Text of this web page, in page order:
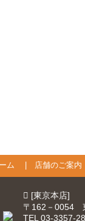
ム 店舗のご案内
[東京本店]
〒162－0054
TEL 03-3357-